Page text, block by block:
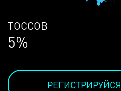
ЛЮДЕЙ
68%
РЕГИСТРИРУЙСЯ